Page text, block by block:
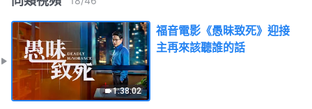
1:38:02
福音電影《愚昧致死》迎接
主再來該聽誰的話